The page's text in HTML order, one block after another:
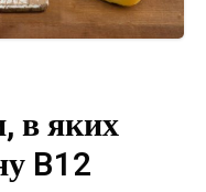
в яких
B12